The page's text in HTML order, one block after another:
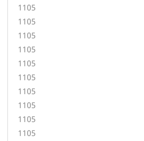
1105
1105
1105
1105
1105
1105
1105
1105
1105
1105